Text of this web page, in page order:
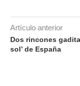
Artículo anterior
Dos rincones
sol’ de España